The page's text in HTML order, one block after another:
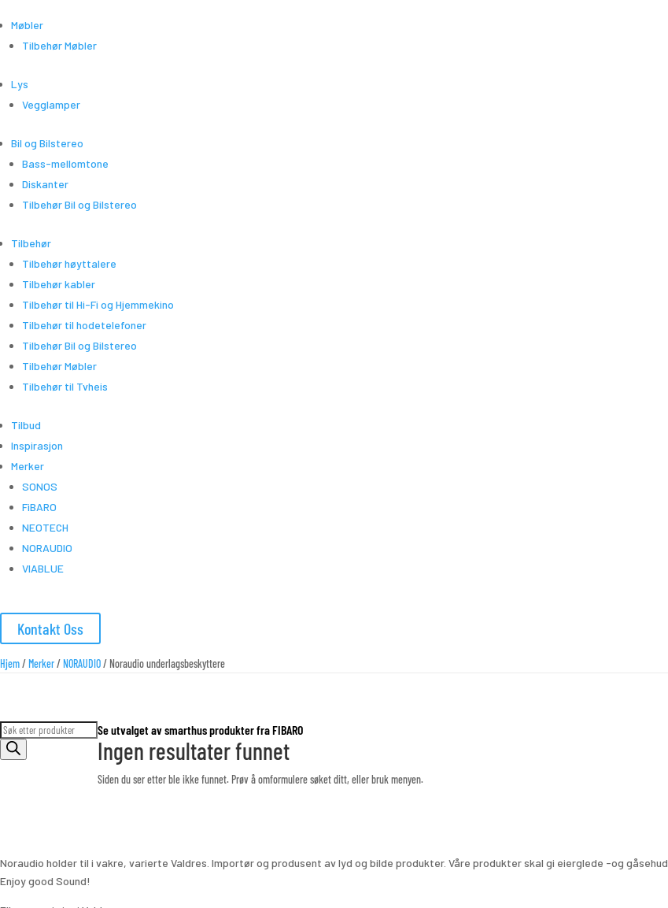
Møbler
Tilbehør Møbler
Lys
Vegglamper
Bil og Bilstereo
Bass-mellomtone
Diskanter
Tilbehør Bil og Bilstereo
Tilbehør
Tilbehør høyttalere
Tilbehør kabler
Tilbehør til Hi-Fi og Hjemmekino
Tilbehør til hodetelefoner
Tilbehør Bil og Bilstereo
Tilbehør Møbler
Tilbehør til Tvheis
Tilbud
Inspirasjon
Merker
SONOS
FiBARO
NEOTECH
NORAUDIO
VIABLUE
Kontakt Oss
Hjem/Merker/NORAUDIO/ Noraudio underlagsbeskyttere
Products
search
Se utvalget av smarthus produkter fra FIBARO
Ingen resultater funnet
Siden du ser etter ble ikke funnet. Prøv å omformulere søket ditt, eller bruk menyen.
Noraudio holder til i vakre, varierte Valdres. Importør og produsent av lyd og bilde produkter. Våre produkter skal gi eierglede -og gåsehud.
Enjoy good Sound!